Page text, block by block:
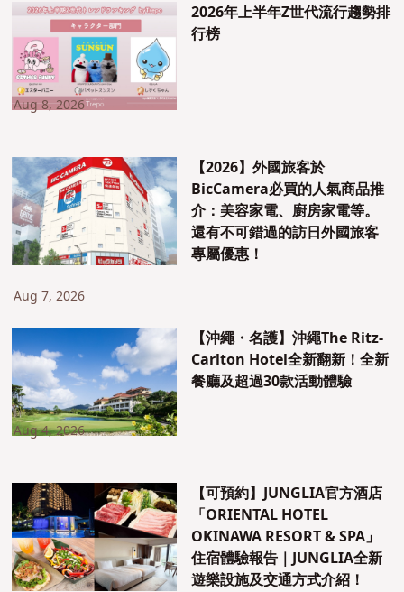
2026年上半年Z世代流行趨勢排
行榜
Aug 8, 2026
【2026】外國旅客於
BicCamera必買的人氣商品推
介：美容家電、廚房家電等。
還有不可錯過的訪日外國旅客
專屬優惠！
Aug 7, 2026
【沖繩・名護】沖繩The Ritz-
Carlton Hotel全新翻新！全新
餐廳及超過30款活動體驗
Aug 4, 2026
【可預約】JUNGLIA官方酒店
「ORIENTAL HOTEL
OKINAWA RESORT & SPA」
住宿體驗報告｜JUNGLIA全新
遊樂設施及交通方式介紹！